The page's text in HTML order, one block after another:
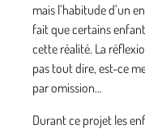
mais l’habitude d’un
fait que certains
cette réalité. La
pas tout dire, est-ce
par omission…
Durant ce projet les